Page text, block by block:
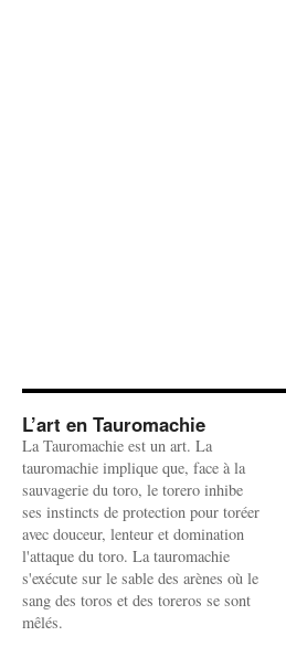
L’art en Tauromachie
La Tauromachie est un art. La
tauromachie implique que, face à la
sauvagerie du toro, le torero inhibe
ses instincts de protection pour toréer
avec douceur, lenteur et domination
l'attaque du toro. La tauromachie
s'exécute sur le sable des arènes où le
sang des toros et des toreros se sont
mêlés.